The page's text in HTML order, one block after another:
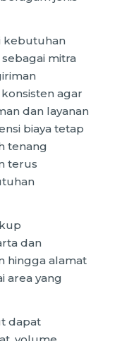
kebutuhan
mitra
agar
dan layanan
biaya tetap
tenang
terus
dan
hingga alamat
area yang
dapat